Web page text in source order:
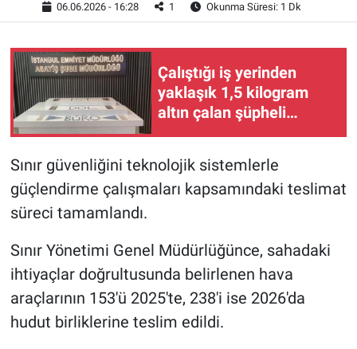
06.06.2026 - 16:28 1 Okunma Süresi: 1 Dk
Çalıştığı iş yerinden
yaklaşık 1,5 kilogram
altın çalan şüpheli
tutuklandı
Sınır güvenliğini teknolojik sistemlerle
güçlendirme çalışmaları kapsamındaki teslimat
süreci tamamlandı.
Sınır Yönetimi Genel Müdürlüğünce, sahadaki
ihtiyaçlar doğrultusunda belirlenen hava
araçlarının 153'ü 2025'te, 238'i ise 2026'da
hudut birliklerine teslim edildi.